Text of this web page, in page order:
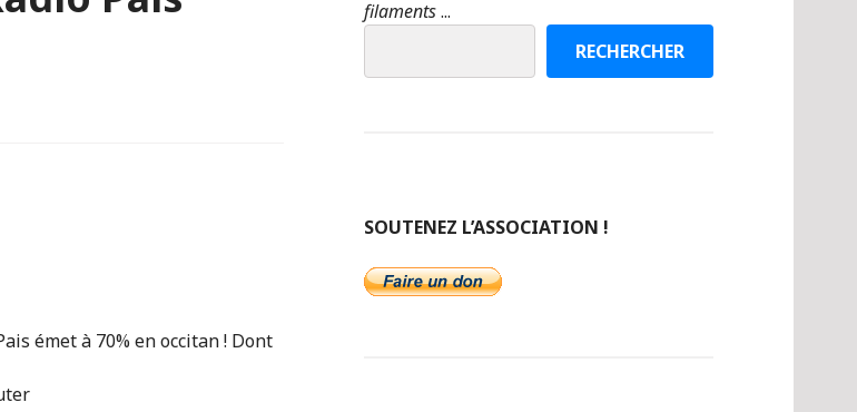
émet à 70% enoccitan ! Dont
filaments...
RECHERCHER
SOUTENEZ L’ASSOCIATION !